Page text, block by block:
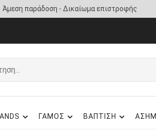
Άμεση παράδοση - Δικαίωμα επιστροφής
ΓΑΜΟΣ ΒΑΠΤΙΣΗ ΑΣΗΜΙ